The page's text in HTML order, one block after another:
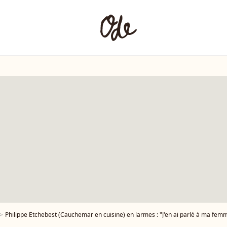
Philippe Etchebest (Cauchemar en cuisine) en larmes : "J'en ai parlé à ma